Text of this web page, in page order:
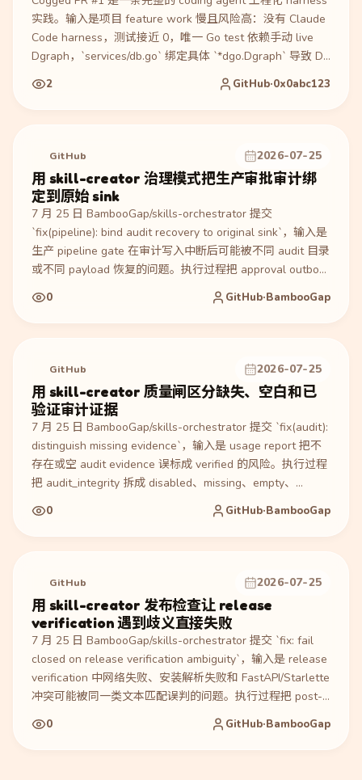
skill-creator 产物的发布链路加可审计证据。
实践。输入是项目 feature work 慢且风险高：没有 Claude
Code harness，测试接近 0，唯一 Go test 依赖手动 live
Dgraph，`services/db.go` 绑定具体 `*dgo.Dgraph` 导致 DB
层不可单测。执行过程是新增 `CLAUDE.md`、
`.claude/settings`、slash commands 和 subagents，抽出
`DgraphClient/DgraphTxn` 接口与 `NewDBWithClient`，
CI、lint、CONTRIBUTING 和 godoc。产物是 38 个文件、
+2097/-543：Claude Code 开发约束、子代理、命令、测试
与 CI gate；验证包括 merged PR、`go build ./...`、`go vet
./...`、`go test -race ./...` 全绿，GitHub build/vet/unit 与
integration checks success，安全/模型/服务/请求层覆盖率
从 0 提升到 80%/49%/38%/34%。适合参考如何把一次性
AI 编程改造成可重复的 agent harness + TDD/CI 工作流。
2 GitHub·0x0abc123
GitHub 2026-07-25
用 skill-creator 治理模式把生产审批审计绑
定到原始 sink
7 月 25 日 BambooGap/skills-orchestrator 提交
`fix(pipeline): bind audit recovery to original sink`，输入是
生产 pipeline gate 在审计写入中断后可能被不同 audit 目录
或不同 payload 恢复的问题。执行过程把 approval outbox
记录为 canonical audit dir、candidate status 和 stable
event payload，恢复时拒绝 sink mismatch 或 conflicting
event id，并在成功写入后清空 outbox。产物涉及 pipeline
integrity attestation 与 PIPELINES/MCP 文档；验证新增严
格 audit 重复 event、pipeline recovery、repository
hygiene 等测试。适合参考如何让 Skill workflow 的审批、
恢复和证据链不被重放或串改。
0 GitHub·BambooGap
GitHub 2026-07-25
用 skill-creator 质量闸区分缺失、空白和已
验证审计证据
7 月 25 日 BambooGap/skills-orchestrator 提交 `fix(audit):
distinguish missing evidence`，输入是 usage report 把不
存在或空 audit evidence 误标成 verified 的风险。执行过程
把 audit_integrity 拆成 disabled、missing、empty、
verified、unverified_best_effort 五种状态，并让配置了
audit 目录但没有 `events.jsonl` 的场景以非零退出码失败。
产物包括 `load_events_with_integrity`、usage report
audit、missing configured audit、empty audit 与 verified
chain 的 CLI 测试。适合参考如何给 Skill 运行证据建立 fail-
closed 的状态机，而不是用单个布尔值掩盖风险。
0 GitHub·BambooGap
GitHub 2026-07-25
用 skill-creator 发布检查让 release
verification 遇到歧义直接失败
7 月 25 日 BambooGap/skills-orchestrator 提交 `fix: fail
closed on release verification ambiguity`，输入是 release
verification 中网络失败、安装解析失败和 FastAPI/Starlette
冲突可能被同一类文本匹配误判的问题。执行过程把 post-
release smoke 的 package version 读取绑定到 checkout
的 `pyproject.toml` 和本地 `__version__`，并重写
`verify_fastapi_conflict.py` 的网络失败、resolver failure、
0 GitHub·BambooGap